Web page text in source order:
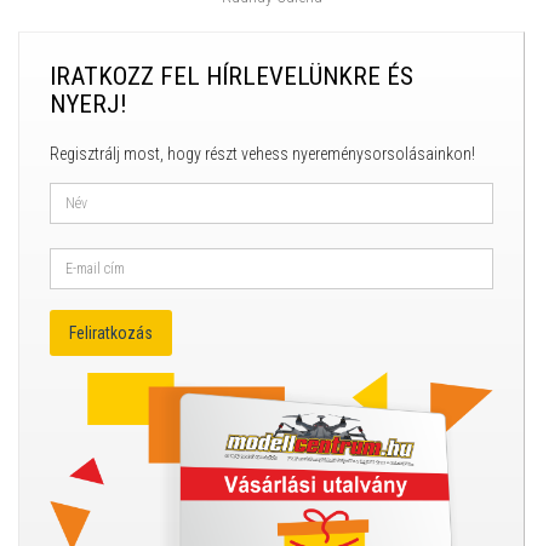
IRATKOZZ FEL HÍRLEVELÜNKRE ÉS
NYERJ!
Regisztrálj most, hogy részt vehess nyereménysorsolásainkon!